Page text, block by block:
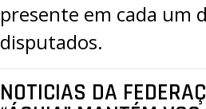
presente em cada um
disputados.
NOTICIAS DA